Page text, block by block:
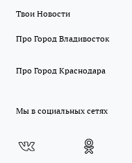
Твои Новости
Про Город Владивосток
Про Город Краснодара
Мы в социальных сетях